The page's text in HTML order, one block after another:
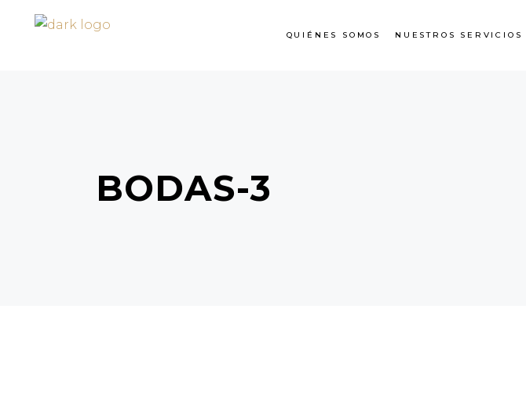
QUIÉNES SOMOS NUESTROS SERVICIOS
BODAS-3